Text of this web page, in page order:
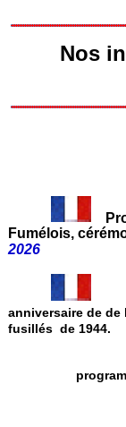
Nos
Fumélois,
2026
anniversaire de de
fusillés de 1944.